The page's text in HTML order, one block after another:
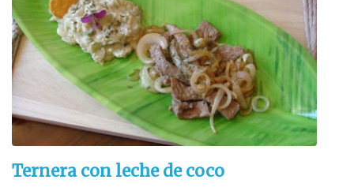
Ternera con leche de coco